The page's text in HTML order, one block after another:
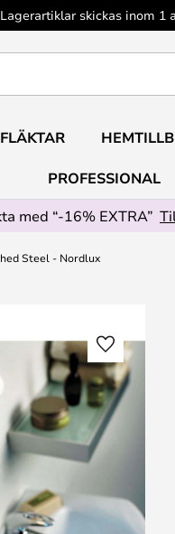
Lagerartiklar skickas inom 1
PROFESSIONAL
med “-16% EXTRA”
Steel - Nordlux